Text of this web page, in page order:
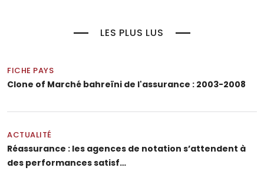
LES PLUS LUS
FICHE PAYS
Clone of Marché bahreïni de l'assurance : 2003-2008
ACTUALITÉ
Réassurance : les agences de notation s’attendent à
des performances satisf…